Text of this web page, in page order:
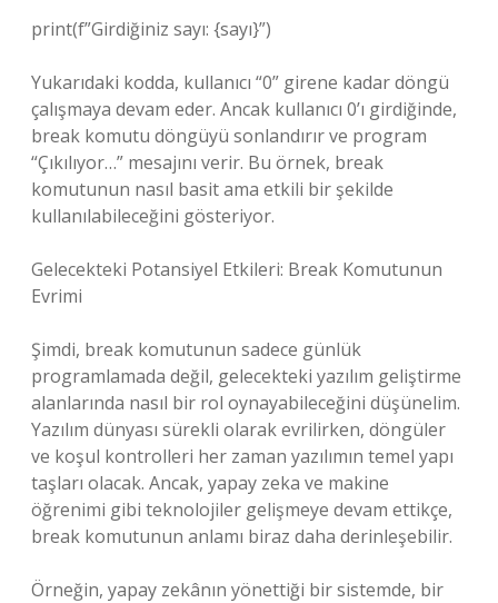
print(f”Girdiğiniz sayı: {sayı}”)
Yukarıdaki kodda, kullanıcı “0” girene kadar döngü
çalışmaya devam eder. Ancak kullanıcı 0’ı girdiğinde,
break komutu döngüyü sonlandırır ve program
“Çıkılıyor…” mesajını verir. Bu örnek, break
komutunun nasıl basit ama etkili bir şekilde
kullanılabileceğini gösteriyor.
Gelecekteki Potansiyel Etkileri: Break Komutunun
Evrimi
Şimdi, break komutunun sadece günlük
programlamada değil, gelecekteki yazılım geliştirme
alanlarında nasıl bir rol oynayabileceğini düşünelim.
Yazılım dünyası sürekli olarak evrilirken, döngüler
ve koşul kontrolleri her zaman yazılımın temel yapı
taşları olacak. Ancak, yapay zeka ve makine
öğrenimi gibi teknolojiler gelişmeye devam ettikçe,
break komutunun anlamı biraz daha derinleşebilir.
Örneğin, yapay zekânın yönettiği bir sistemde, bir